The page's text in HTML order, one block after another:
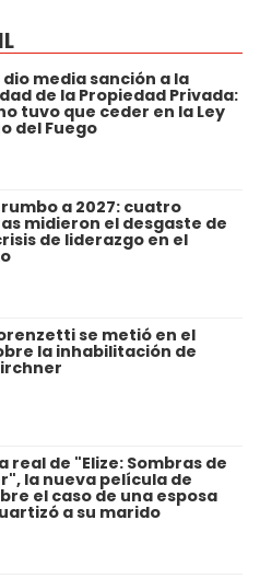
dio media sanción a la
de la Propiedad Privada:
tuvo que ceder en la Ley
del Fuego
a 2027: cuatro
midieron el desgaste de
de liderazgo en el
se metió en el
la inhabilitación de
real de "Elize: Sombras de
la nueva película de
el caso de una esposa
a su marido